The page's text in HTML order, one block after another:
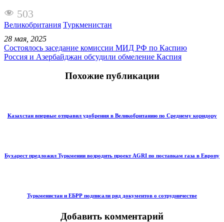
503
Великобритания Туркменистан
28 мая, 2025
Состоялось заседание комиссии МИД РФ по Каспию
Россия и Азербайджан обсудили обмеление Каспия
Похожие публикации
Казахстан впервые отправил удобрения в Великобританию по Среднему коридору
Бухарест предложил Туркмении возродить проект AGRI по поставкам газа в Европу
Туркменистан и ЕБРР подписали ряд документов о сотрудничестве
Добавить комментарий